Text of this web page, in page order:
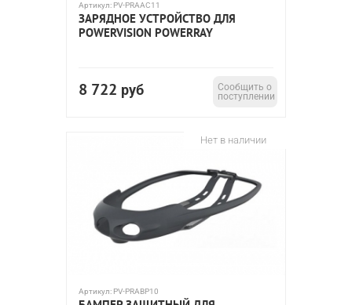
Артикул: PV-PRAAC11
ЗАРЯДНОЕ УСТРОЙСТВО ДЛЯ
POWERVISION POWERRAY
8 722 руб
Сообщить о
поступлении
Нет в наличии
Артикул: PV-PRABP10